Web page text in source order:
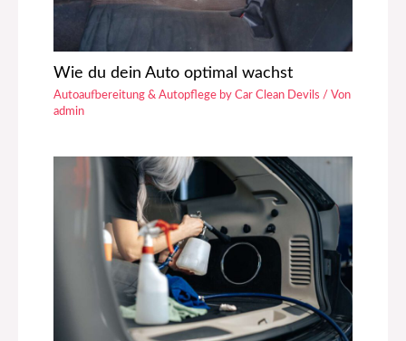
Wie du dein Auto optimal wachst
Autoaufbereitung & Autopflege by Car Clean Devils / Von
admin